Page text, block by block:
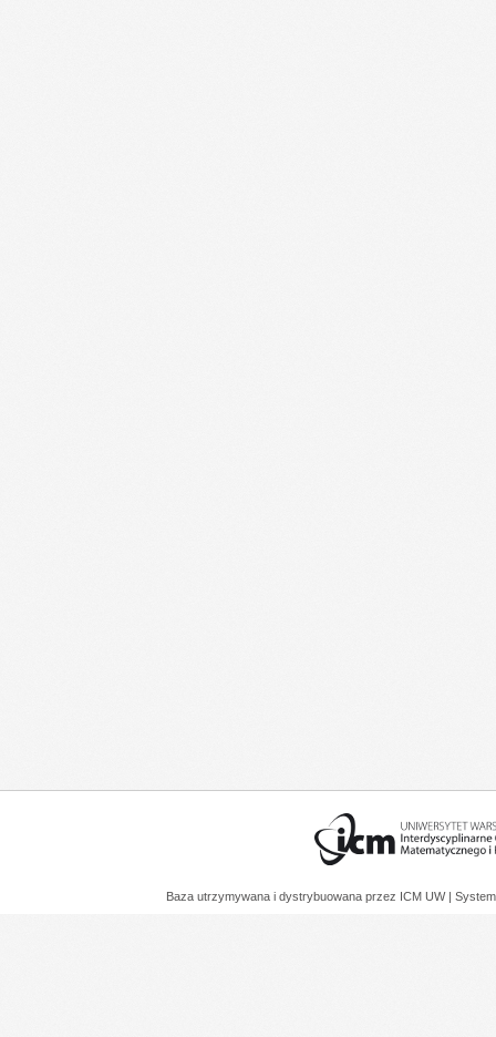
Baza utrzymywana i dystrybuowana przez ICM UW |